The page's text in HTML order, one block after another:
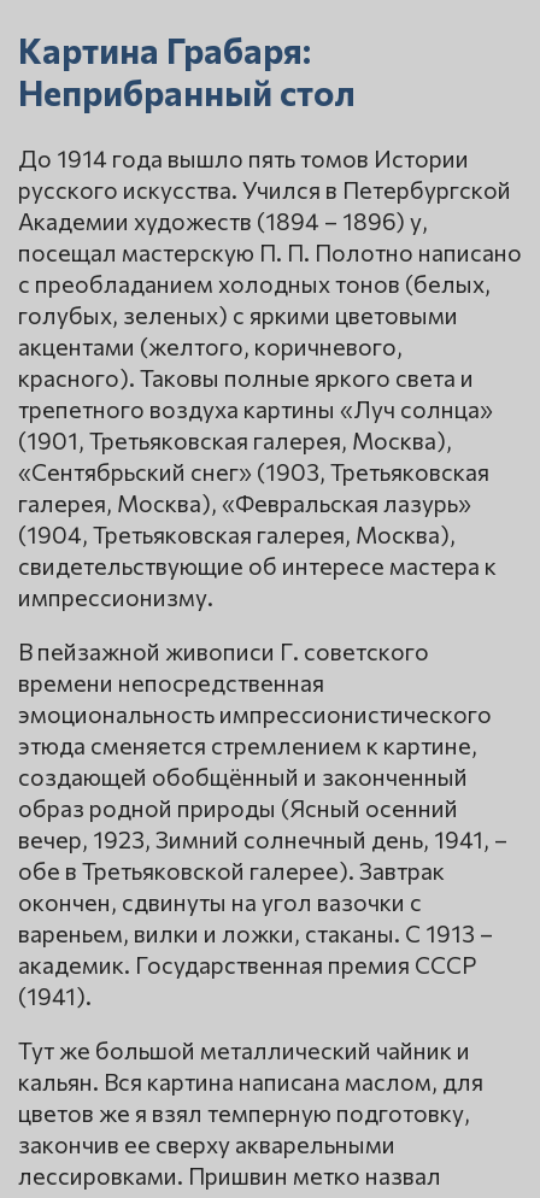
Картина Грабаря:
Неприбранный стол
До 1914 года вышло пять томов Истории
русского искусства. Учился в Петербургской
Академии художеств (1894 – 1896) у,
посещал мастерскую П. П. Полотно написано
с преобладанием холодных тонов (белых,
голубых, зеленых) с яркими цветовыми
акцентами (желтого, коричневого,
красного). Таковы полные яркого света и
трепетного воздуха картины «Луч солнца»
(1901, Третьяковская галерея, Москва),
«Сентябрьский снег» (1903, Третьяковская
галерея, Москва), «Февральская лазурь»
(1904, Третьяковская галерея, Москва),
свидетельствующие об интересе мастера к
импрессионизму.
В пейзажной живописи Г. советского
времени непосредственная
эмоциональность импрессионистического
этюда сменяется стремлением к картине,
создающей обобщённый и законченный
образ родной природы (Ясный осенний
вечер, 1923, Зимний солнечный день, 1941, –
обе в Третьяковской галерее). Завтрак
окончен, сдвинуты на угол вазочки с
вареньем, вилки и ложки, стаканы. С 1913 –
академик. Государственная премия СССР
(1941).
Тут же большой металлический чайник и
кальян. Вся картина написана маслом, для
цветов же я взял темперную подготовку,
закончив ее сверху акварельными
лессировками. Пришвин метко назвал